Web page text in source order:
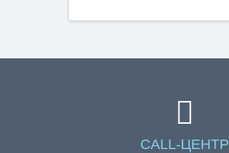
CALL-ЦЕНТР